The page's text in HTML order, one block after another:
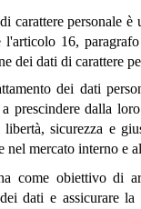
carattere personale
16,
dei dati di carattere
dei dati
dalla
sicurezza e
mercato interno e
come obiettivo di
dati e assicurare